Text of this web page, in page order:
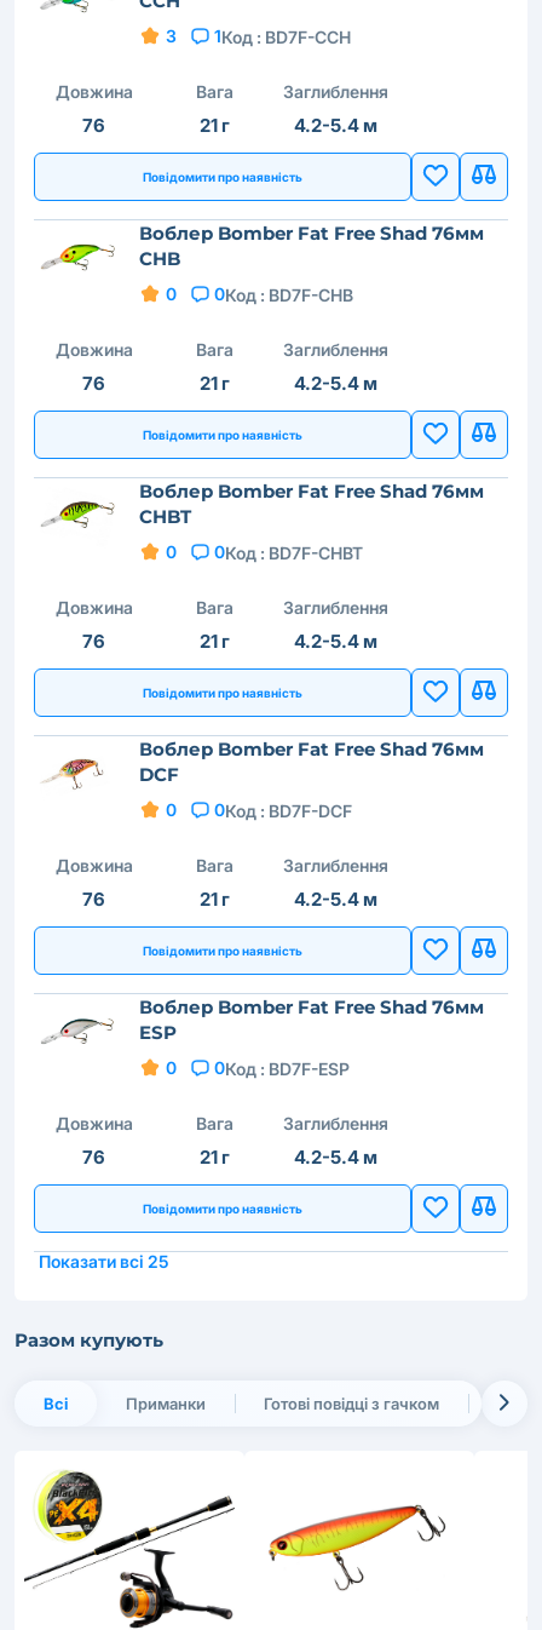
3 1Код : BD7F-CCH
Довжина
76
Вага
21 г
Заглиблення
4.2-5.4 м
Повідомити про наявність
Воблер Bomber Fat Free Shad 76мм
CHB
0 0Код : BD7F-CHB
Довжина
76
Вага
21 г
Заглиблення
4.2-5.4 м
Повідомити про наявність
Воблер Bomber Fat Free Shad 76мм
CHBT
0 0Код : BD7F-CHBT
Довжина
76
Вага
21 г
Заглиблення
4.2-5.4 м
Повідомити про наявність
Воблер Bomber Fat Free Shad 76мм
DCF
0 0Код : BD7F-DCF
Довжина
76
Вага
21 г
Заглиблення
4.2-5.4 м
Повідомити про наявність
Воблер Bomber Fat Free Shad 76мм
ESP
0 0Код : BD7F-ESP
Довжина
76
Вага
21 г
Заглиблення
4.2-5.4 м
Повідомити про наявність
Показати всі 25
Разом купують
Всі Приманки Готові повідці з гачком